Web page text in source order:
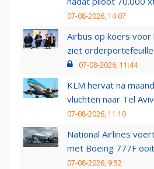
07-08-2026, 14:07
Airbus op koers
ziet
07-08-2026, 11:44
KLM hervat na
vluchten naar Tel Aviv
07-08-2026, 11:10
National Airlines
met Boeing 777F
07-08-2026, 9:52